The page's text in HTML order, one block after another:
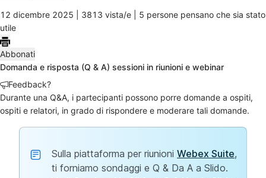
12 dicembre 2025 | 3813 vista/e | 5 persone pensano che sia stato
utile
Abbonati
Domanda e risposta (Q & A) sessioni in riunioni e webinar
Feedback?
Durante una Q&A, i partecipanti possono porre domande a ospiti,
ospiti e relatori, in grado di rispondere e moderare tali domande.
Sulla piattaforma per riunioni Webex Suite,
ti forniamo sondaggi e Q & Da A a Slido.